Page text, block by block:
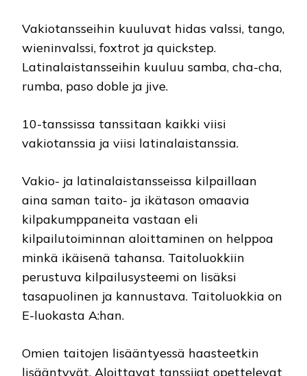
Vakiotansseihin kuuluvat hidas valssi, tango,
wieninvalssi, foxtrot ja quickstep.
Latinalaistansseihin kuuluu samba, cha-cha,
rumba, paso doble ja jive.
10-tanssissa tanssitaan kaikki viisi
vakiotanssia ja viisi latinalaistanssia.
Vakio- ja latinalaistansseissa kilpaillaan
aina saman taito- ja ikätason omaavia
kilpakumppaneita vastaan eli
kilpailutoiminnan aloittaminen on helppoa
minkä ikäisenä tahansa. Taitoluokkiin
perustuva kilpailusysteemi on lisäksi
tasapuolinen ja kannustava. Taitoluokkia on
E-luokasta A:han.
Omien taitojen lisääntyessä haasteetkin
lisääntyvät. Aloittavat tanssijat opettelevat